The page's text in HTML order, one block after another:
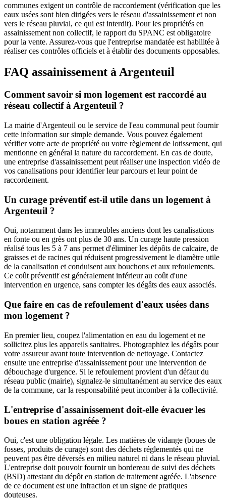
communes exigent un contrôle de raccordement (vérification que les
eaux usées sont bien dirigées vers le réseau d'assainissement et non
vers le réseau pluvial, ce qui est interdit). Pour les propriétés en
assainissement non collectif, le rapport du SPANC est obligatoire
pour la vente. Assurez-vous que l'entreprise mandatée est habilitée à
réaliser ces contrôles officiels et à établir des documents opposables.
FAQ assainissement à Argenteuil
Comment savoir si mon logement est raccordé au
réseau collectif à Argenteuil ?
La mairie d'Argenteuil ou le service de l'eau communal peut fournir
cette information sur simple demande. Vous pouvez également
vérifier votre acte de propriété ou votre règlement de lotissement, qui
mentionne en général la nature du raccordement. En cas de doute,
une entreprise d'assainissement peut réaliser une inspection vidéo de
vos canalisations pour identifier leur parcours et leur point de
raccordement.
Un curage préventif est-il utile dans un logement à
Argenteuil ?
Oui, notamment dans les immeubles anciens dont les canalisations
en fonte ou en grès ont plus de 30 ans. Un curage haute pression
réalisé tous les 5 à 7 ans permet d'éliminer les dépôts de calcaire, de
graisses et de racines qui réduisent progressivement le diamètre utile
de la canalisation et conduisent aux bouchons et aux refoulements.
Ce coût préventif est généralement inférieur au coût d'une
intervention en urgence, sans compter les dégâts des eaux associés.
Que faire en cas de refoulement d'eaux usées dans
mon logement ?
En premier lieu, coupez l'alimentation en eau du logement et ne
sollicitez plus les appareils sanitaires. Photographiez les dégâts pour
votre assureur avant toute intervention de nettoyage. Contactez
ensuite une entreprise d'assainissement pour une intervention de
débouchage d'urgence. Si le refoulement provient d'un défaut du
réseau public (mairie), signalez-le simultanément au service des eaux
de la commune, car la responsabilité peut incomber à la collectivité.
L'entreprise d'assainissement doit-elle évacuer les
boues en station agréée ?
Oui, c'est une obligation légale. Les matières de vidange (boues de
fosses, produits de curage) sont des déchets réglementés qui ne
peuvent pas être déversés en milieu naturel ni dans le réseau pluvial.
L'entreprise doit pouvoir fournir un bordereau de suivi des déchets
(BSD) attestant du dépôt en station de traitement agréée. L'absence
de ce document est une infraction et un signe de pratiques
douteuses.